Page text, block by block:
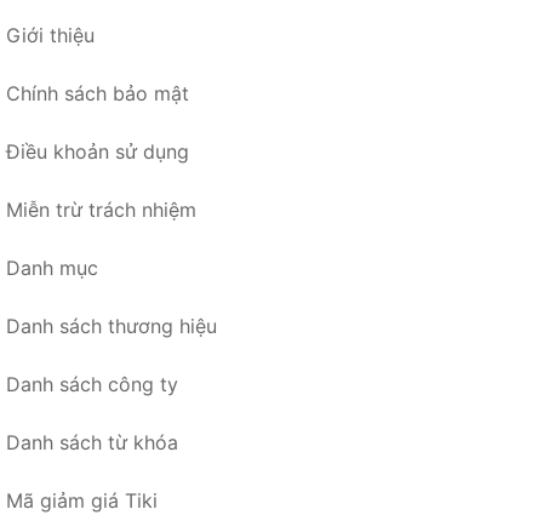
Giới thiệu
Chính sách bảo mật
Điều khoản sử dụng
Miễn trừ trách nhiệm
Danh mục
Danh sách thương hiệu
Danh sách công ty
Danh sách từ khóa
Mã giảm giá Tiki